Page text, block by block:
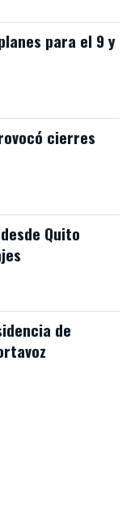
para el 9 y
cierres
Quito
de